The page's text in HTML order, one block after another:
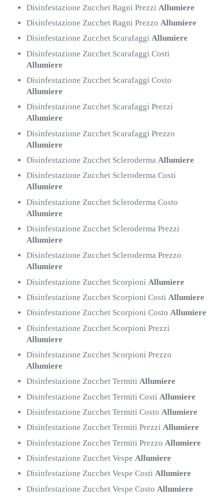
Disinfestazione Zucchet Ragni Prezzi Allumiere
Disinfestazione Zucchet Ragni PrezzoAllumiere
Disinfestazione Zucchet ScarafaggiAllumiere
Disinfestazione Zucchet Scarafaggi Costi
Allumiere
Disinfestazione Zucchet Scarafaggi Costo
Allumiere
Disinfestazione Zucchet Scarafaggi Prezzi
Allumiere
Disinfestazione Zucchet Scarafaggi Prezzo
Allumiere
Disinfestazione Zucchet SclerodermaAllumiere
Disinfestazione Zucchet Scleroderma Costi
Allumiere
Disinfestazione Zucchet Scleroderma Costo
Allumiere
Disinfestazione Zucchet Scleroderma Prezzi
Allumiere
Disinfestazione Zucchet Scleroderma Prezzo
Allumiere
Disinfestazione Zucchet Scorpioni Allumiere
Disinfestazione Zucchet Scorpioni CostiAllumiere
Disinfestazione Zucchet Scorpioni CostoAllumiere
Disinfestazione Zucchet Scorpioni Prezzi
Allumiere
Disinfestazione Zucchet Scorpioni Prezzo
Allumiere
Disinfestazione Zucchet TermitiAllumiere
Disinfestazione Zucchet Termiti Costi Allumiere
Disinfestazione Zucchet Termiti CostoAllumiere
Disinfestazione Zucchet Termiti PrezziAllumiere
Disinfestazione Zucchet Termiti Prezzo Allumiere
Disinfestazione Zucchet VespeAllumiere
Disinfestazione Zucchet Vespe CostiAllumiere
Disinfestazione Zucchet Vespe Costo Allumiere